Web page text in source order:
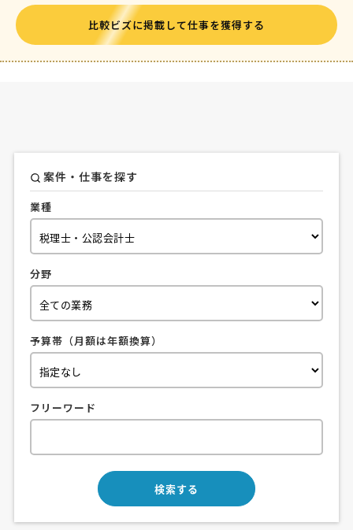
比較ビズに掲載して仕事を獲得する
案件・仕事を探す
業種
分野
予算帯（月額は年額換算）
フリーワード